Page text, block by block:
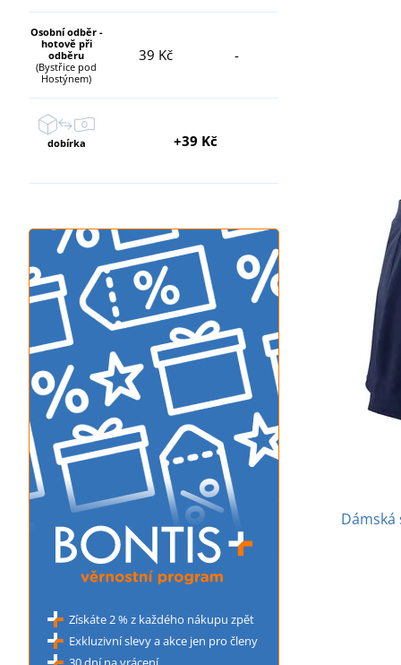
Osobní odběr -
hotově při
odběru
(Bystřice pod
Hostýnem)
39 Kč -
dobírka +39 Kč
Získáte 2 % z každého nákupu zpět
Exkluzivní slevy a akce jen pro členy